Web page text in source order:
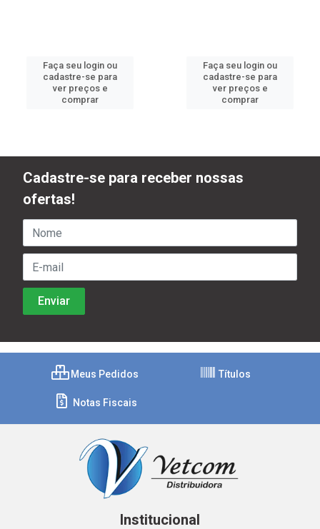
Faça seu login ou
cadastre-se para
ver preços e
comprar
Faça seu login ou
cadastre-se para
ver preços e
comprar
Cadastre-se para receber nossas
ofertas!
Meus Pedidos Títulos
Notas Fiscais
Institucional